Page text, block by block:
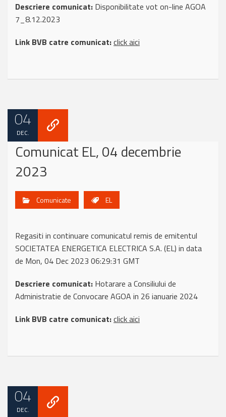
Descriere comunicat: Disponibilitate vot on-line AGOA
7_8.12.2023
Link BVB catre comunicat:click aici
04
DEC.
Comunicat EL, 04 decembrie
2023
Comunicate EL
Regasiti in continuare comunicatul remis de emitentul
SOCIETATEA ENERGETICA ELECTRICA S.A. (EL) in data
de Mon, 04 Dec 2023 06:29:31 GMT
Descriere comunicat: Hotarare a Consiliului de
Administratie de Convocare AGOA in 26 ianuarie 2024
Link BVB catre comunicat:click aici
04
DEC.